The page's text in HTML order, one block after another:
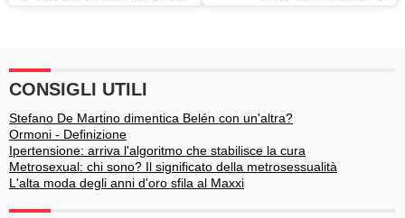
CONSIGLI UTILI
Stefano De Martino dimentica Belén con un'altra?
Ormoni - Definizione
Ipertensione: arriva l'algoritmo che stabilisce la cura
Metrosexual: chi sono? Il significato della metrosessualità
L'alta moda degli anni d'oro sfila al Maxxi